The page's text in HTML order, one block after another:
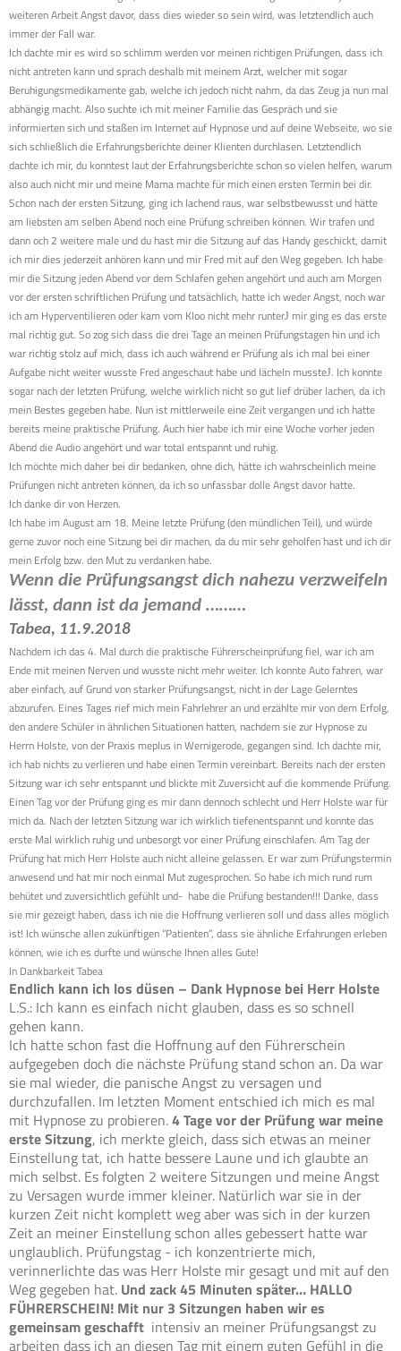
weiteren Arbeit Angst davor, dass dies wieder so sein wird, was letztendlich auch
immer der Fall war.
Ich dachte mir es wird so schlimm werden vor meinen richtigen Prüfungen, dass ich
nicht antreten kann und sprach deshalb mit meinem Arzt, welcher mit sogar
Beruhigungsmedikamente gab, welche ich jedoch nicht nahm, da das Zeug ja nun mal
abhängig macht. Also suchte ich mit meiner Familie das Gespräch und sie
informierten sich und staßen im Internet auf Hypnose und auf deine Webseite, wo sie
sich schließlich die Erfahrungsberichte deiner Klienten durchlasen. Letztendlich
dachte ich mir, du konntest laut der Erfahrungsberichte schon so vielen helfen, warum
also auch nicht mir und meine Mama machte für mich einen ersten Termin bei dir.
Schon nach der ersten Sitzung, ging ich lachend raus, war selbstbewusst und hätte
am liebsten am selben Abend noch eine Prüfung schreiben können. Wir trafen und
dann och 2 weitere male und du hast mir die Sitzung auf das Handy geschickt, damit
ich mir dies jederzeit anhören kann und mir Fred mit auf den Weg gegeben. Ich habe
mir die Sitzung jeden Abend vor dem Schlafen gehen angehört und auch am Morgen
vor der ersten schriftlichen Prüfung und tatsächlich, hatte ich weder Angst, noch war
ich am Hyperventilieren oder kam vom Kloo nicht mehr runterJ mir ging es das erste
mal richtig gut. So zog sich dass die drei Tage an meinen Prüfungstagen hin und ich
war richtig stolz auf mich, dass ich auch während er Prüfung als ich mal bei einer
Aufgabe nicht weiter wusste Fred angeschaut habe und lächeln mussteJ. Ich konnte
sogar nach der letzten Prüfung, welche wirklich nicht so gut lief drüber lachen, da ich
mein Bestes gegeben habe. Nun ist mittlerweile eine Zeit vergangen und ich hatte
bereits meine praktische Prüfung. Auch hier habe ich mir eine Woche vorher jeden
Abend die Audio angehört und war total entspannt und ruhig.
Ich möchte mich daher bei dir bedanken, ohne dich, hätte ich wahrscheinlich meine
Prüfungen nicht antreten können, da ich so unfassbar dolle Angst davor hatte.
Ich danke dir von Herzen.
Ich habe im August am 18. Meine letzte Prüfung (den mündlichen Teil), und würde
gerne zuvor noch eine Sitzung bei dir machen, da du mir sehr geholfen hast und ich dir
mein Erfolg bzw. den Mut zu verdanken habe.
Wenn die Prüfungsangst dich nahezu verzweifeln
lässt, dann ist da jemand ………
Tabea, 11.9.2018
Nachdem ich das 4. Mal durch die praktische Führerscheinprüfung fiel, war ich am
Ende mit meinen Nerven und wusste nicht mehr weiter. Ich konnte Auto fahren, war
aber einfach, auf Grund von starker Prüfungsangst, nicht in der Lage Gelerntes
abzurufen. Eines Tages rief mich mein Fahrlehrer an und erzählte mir von dem Erfolg,
den andere Schüler in ähnlichen Situationen hatten, nachdem sie zur Hypnose zu
Herrn Holste, von der Praxis meplus in Wernigerode, gegangen sind. Ich dachte mir,
ich hab nichts zu verlieren und habe einen Termin vereinbart. Bereits nach der ersten
Sitzung war ich sehr entspannt und blickte mit Zuversicht auf die kommende Prüfung.
Einen Tag vor der Prüfung ging es mir dann dennoch schlecht und Herr Holste war für
mich da. Nach der letzten Sitzung war ich wirklich tiefenentspannt und konnte das
erste Mal wirklich ruhig und unbesorgt vor einer Prüfung einschlafen. Am Tag der
Prüfung hat mich Herr Holste auch nicht alleine gelassen. Er war zum Prüfungstermin
anwesend und hat mir noch einmal Mut zugesprochen. So habe ich mich rund rum
behütet und zuversichtlich gefühlt und- habe die Prüfung bestanden!!! Danke, dass
sie mir gezeigt haben, dass ich nie die Hoffnung verlieren soll und dass alles möglich
ist! Ich wünsche allen zukünftigen “Patienten”, dass sie ähnliche Erfahrungen erleben
können, wie ich es durfte und wünsche Ihnen alles Gute!
In Dankbarkeit Tabea
Endlich kann ich los düsen – Dank Hypnose bei Herr Holste
L.S.: Ich kann es einfach nicht glauben, dass es so schnell
gehen kann.
Ich hatte schon fast die Hoffnung auf den Führerschein
aufgegeben doch die nächste Prüfung stand schon an. Da war
sie mal wieder, die panische Angst zu versagen und
durchzufallen. Im letzten Moment entschied ich mich es mal
mit Hypnose zu probieren.4 Tage vor der Prüfung war meine
erste Sitzung, ich merkte gleich, dass sich etwas an meiner
Einstellung tat, ich hatte bessere Laune und ich glaubte an
mich selbst. Es folgten 2 weitere Sitzungen und meine Angst
zu Versagen wurde immer kleiner. Natürlich war sie in der
kurzen Zeit nicht komplett weg aber was sich in der kurzen
Zeit an meiner Einstellung schon alles gebessert hatte war
unglaublich. Prüfungstag - ich konzentrierte mich,
verinnerlichte das was Herr Holste mir gesagt und mit auf den
Weg gegeben hat. Und zack 45 Minuten später… HALLO
FÜHRERSCHEIN! Mit nur 3 Sitzungen haben wir es
gemeinsam geschafft intensiv an meiner Prüfungsangst zu
arbeiten dass ich an diesen Tag mit einem guten Gefühl in die